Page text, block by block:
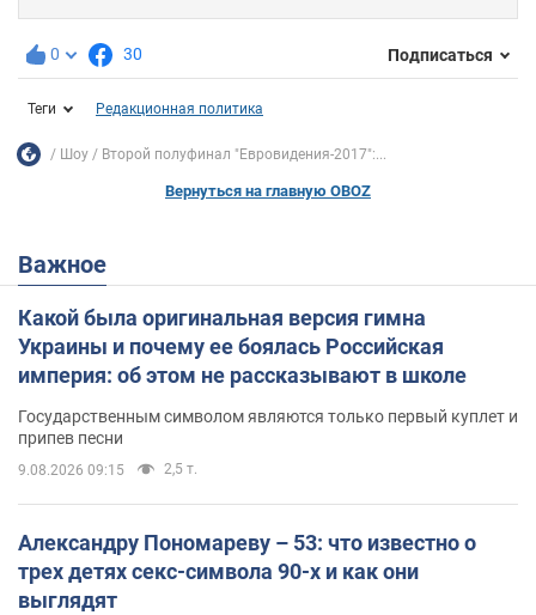
0 30 Подписаться
Теги Редакционная политика
Шоу Второй полуфинал "Евровидения-2017":...
Вернуться на главную OBOZ
Важное
Какой была оригинальная версия гимна
Украины и почему ее боялась Российская
империя: об этом не рассказывают в школе
Государственным символом являются только первый куплет и
припев песни
9.08.2026 09:15 2,5 т.
Александру Пономареву – 53: что известно о
трех детях секс-символа 90-х и как они
выглядят